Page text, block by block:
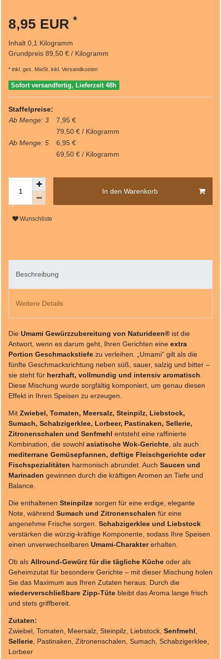
8,95 EUR *
Inhalt 0,1 Kilogramm
Grundpreis 89,50 € / Kilogramm
* inkl. ges. MwSt. inkl. Versandkosten
Sofort versandfertig, Lieferzeit 48h
Staffelpreise:
Ab Menge: 3
7,95 €
79,50 € / Kilogramm
Ab Menge: 5
6,95 €
69,50 € / Kilogramm
In den Warenkorb
Wunschliste
Beschreibung
Weitere Details
Die Umami Gewürzzubereitung von Naturideen® ist die
Antwort, wenn es darum geht, Ihren Gerichten eine extra
Portion Geschmackstiefe zu verleihen. „Umami“ gilt als die
fünfte Geschmacksrichtung neben süß, sauer, salzig und bitter –
sie steht für herzhaft, vollmundig und intensiv aromatisch
Diese Mischung wurde sorgfältig komponiert, um genau diesen
Effekt in Ihren Speisen zu erzeugen.
Mit Zwiebel, Tomaten, Meersalz, Steinpilz, Liebstock,
Sumach, Schabzigerklee, Lorbeer, Pastinaken, Sellerie,
Zitronenschalen und Senfmehl entsteht eine raffinierte
Kombination, die sowohl asiatische Wok-Gerichte , als auch
mediterrane Gemüsepfannen, deftige Fleischgerichte oder
Fischspezialitäten harmonisch abrundet. Auch Saucen und
Marinaden gewinnen durch die kräftigen Aromen an Tiefe und
Balance.
Die enthaltenen Steinpilze sorgen für eine erdige, elegante
Note, während Sumach und Zitronenschalen für eine
angenehme Frische sorgen. Schabzigerklee und Liebstock
verstärken die würzig-kräftige Komponente, sodass Ihre Speisen
einen unverwechselbaren Umami-Charaktererhalten.
Ob als Allround-Gewürz für die tägliche Küche oder als
Geheimzutat für besondere Gerichte – mit dieser Mischung holen
Sie das Maximum aus Ihren Zutaten heraus. Durch die
wiederverschließbare Zipp-Tüte bleibt das Aroma lange frisch
und stets griffbereit.
Zutaten:
Zwiebel, Tomaten, Meersalz, Steinpilz, Liebstock, Senfmehl
Sellerie , Pastinaken, Zitronenschalen, Sumach, Schabzigerklee,
Lorbeer